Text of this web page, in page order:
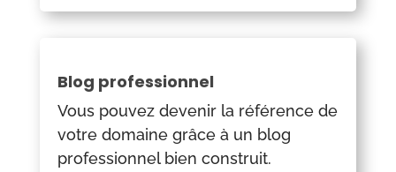
Blog professionnel
Vous pouvez devenir la référence de
votre domaine grâce à un blog
professionnel bien construit.